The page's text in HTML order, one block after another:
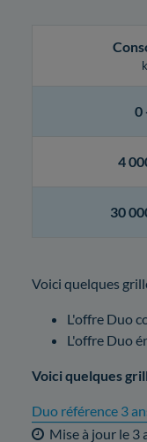
0
4
30
Voici quelques
L'offre Duo
L'offre Duo
Voici quelques
Duo référence 3
Mise à jour le 3